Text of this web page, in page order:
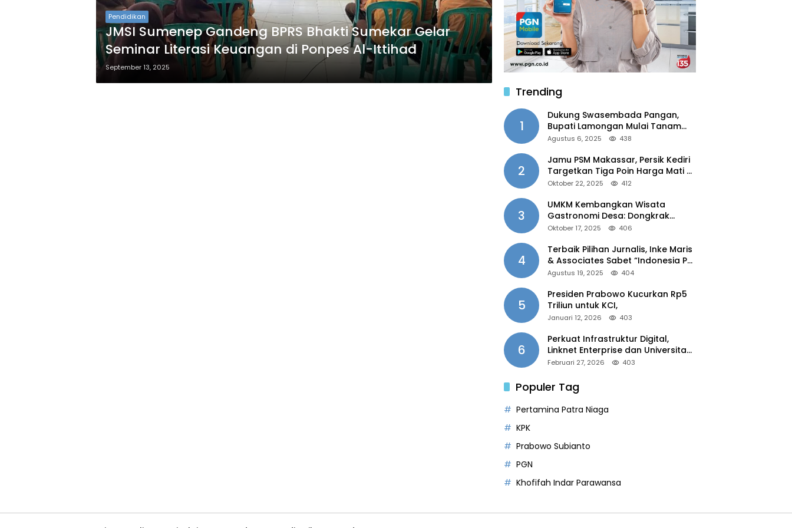
Pendidikan
JMSI Sumenep Gandeng BPRS Bhakti Sumekar Gelar
Seminar Literasi Keuangan di Ponpes Al-Ittihad
September 13, 2025
Trending
1
Dukung Swasembada Pangan,
Bupati Lamongan Mulai Tanam
Padi Musim Ketiga
Agustus 6, 2025 438
2
Jamu PSM Makassar, Persik Kediri
Targetkan Tiga Poin Harga Mati di
Kandang
Oktober 22, 2025 412
3
UMKM Kembangkan Wisata
Gastronomi Desa: Dongkrak
Ekonomi Daerah, Perluas Pasar
Oktober 17, 2025 406
4
Terbaik Pilihan Jurnalis, Inke Maris
& Associates Sabet “Indonesia PR
of the Year 2025”
Agustus 19, 2025 404
5
Presiden Prabowo Kucurkan Rp5
Triliun untuk KCI,
Januari 12, 2026 403
6
Perkuat Infrastruktur Digital,
Linknet Enterprise dan Universitas
Jember Jalin Kolaborasi Smart
Februari 27, 2026 403
Populer Tag
Pertamina Patra Niaga
KPK
Prabowo Subianto
PGN
Khofifah Indar Parawansa